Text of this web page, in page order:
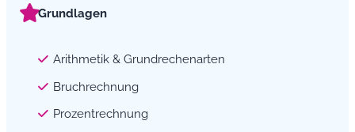
Grundlagen
Arithmetik & Grundrechenarten
Bruchrechnung
Prozentrechnung